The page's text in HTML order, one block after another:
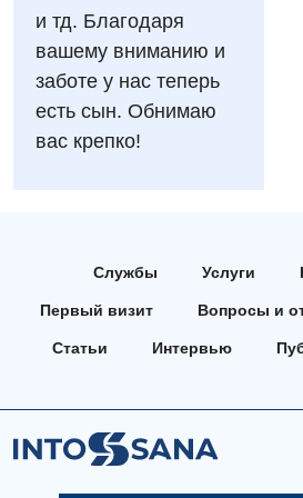
Для взрослых
Акушерство и гинекология
Бесплатные услуги
Вакцинация
Гинекологическое отделение
Дерматовенерология
Отделение неотложных состояний
Офтальмологическое отделение
Педиатрическое отделение
Скорая медицинская помощь
Урологическое отделение
Национальный скрининг здоровья 40+
Русский
и тд. Благодаря
вашему вниманию и
заботе у нас теперь
есть сын. Обнимаю
вас крепко!
Службы Услуги
Первый визит Вопросы и
Статьи Интервью